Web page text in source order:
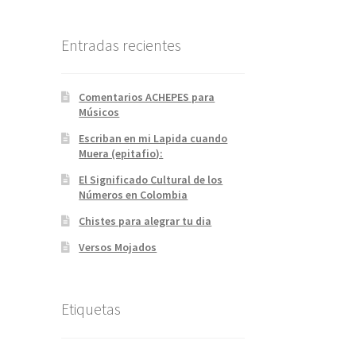
Entradas recientes
Comentarios ACHEPES para
Músicos
Escriban en mi Lapida cuando
Muera (epitafio):
El Significado Cultural de los
Números en Colombia
Chistes para alegrar tu dia
Versos Mojados
Etiquetas